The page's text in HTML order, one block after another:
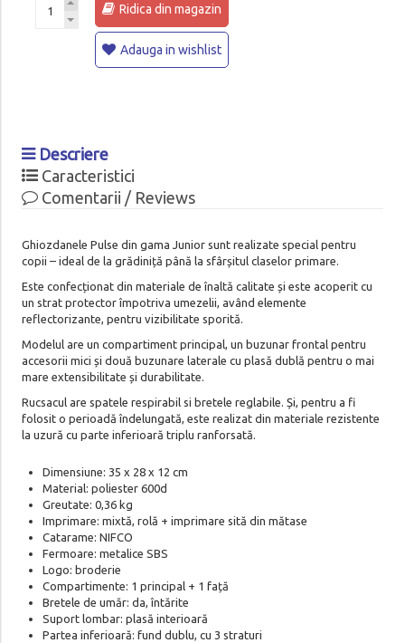
Ridica din magazin
Adauga in wishlist
Descriere
Caracteristici
Comentarii / Reviews
Ghiozdanele Pulse din gama Junior sunt realizate special pentru
copii – ideal de la grădiniță până la sfârșitul claselor primare.
Este confecționat din materiale de înaltă calitate și este acoperit cu
un strat protector împotriva umezelii, având elemente
reflectorizante, pentru vizibilitate sporită.
Modelul are un compartiment principal, un buzunar frontal pentru
accesorii mici și două buzunare laterale cu plasă dublă pentru o mai
mare extensibilitate și durabilitate.
Rucsacul are spatele respirabil si bretele reglabile. Și, pentru a fi
folosit o perioadă îndelungată, este realizat din materiale rezistente
la uzură cu parte inferioară triplu ranforsată.
Dimensiune: 35 x 28 x 12 cm
Material: poliester 600d
Greutate: 0,36 kg
Imprimare: mixtă, rolă + imprimare sită din mătase
Catarame: NIFCO
Fermoare: metalice SBS
Logo: broderie
Compartimente: 1 principal + 1 față
Bretele de umăr: da, întărite
Suport lombar: plasă interioară
Partea inferioară: fund dublu, cu 3 straturi